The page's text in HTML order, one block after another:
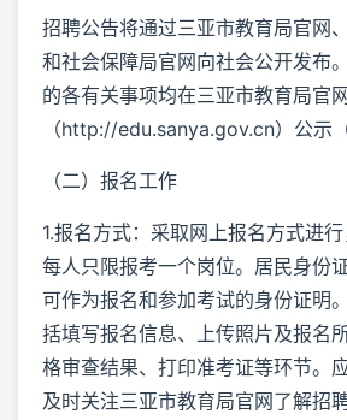
招聘公告将通过三亚市教育局官网
和社会保障局官网向社会公开发布
的各有关事项均在三亚市教育局官
（http://edu.sanya.gov.cn）公示（
（二）报名工作
1.报名方式：采取网上报名方式进行
每人只限报考一个岗位。居民身份
可作为报名和参加考试的身份证明
括填写报名信息、上传照片及报名
格审查结果、打印准考证等环节。
及时关注三亚市教育局官网了解招